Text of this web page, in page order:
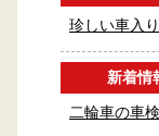
珍しい車入
新着情
二輪車の車